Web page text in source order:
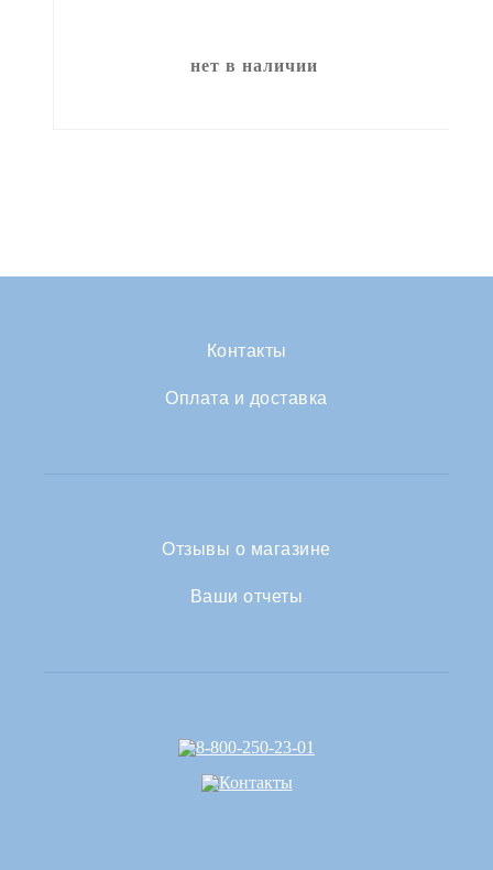
нет в наличии
Контакты
Оплата и доставка
Отзывы о магазине
Ваши отчеты